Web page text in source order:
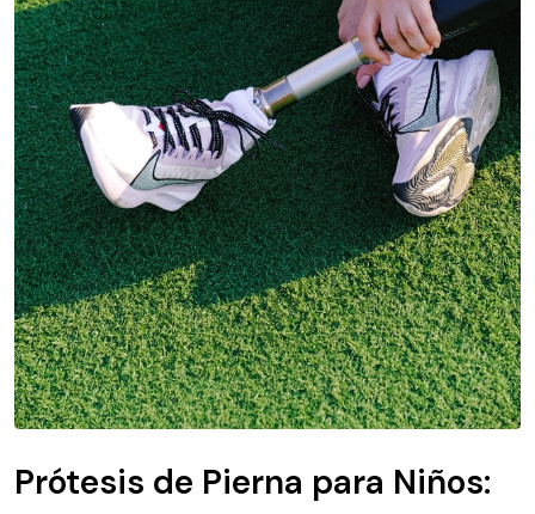
Prótesis de Pierna para Niños: